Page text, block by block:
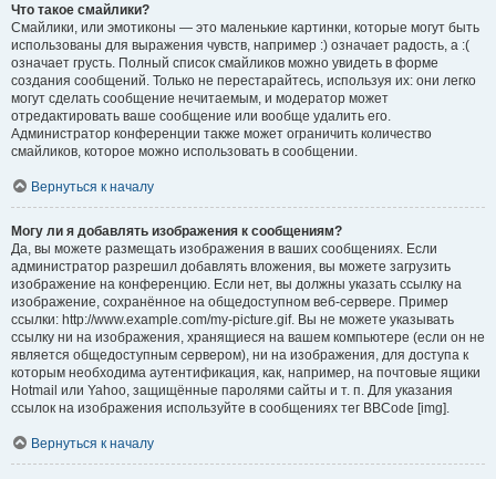
Что такое смайлики?
Смайлики, или эмотиконы — это маленькие картинки, которые могут быть
использованы для выражения чувств, например :) означает радость, а :(
означает грусть. Полный список смайликов можно увидеть в форме
создания сообщений. Только не перестарайтесь, используя их: они легко
могут сделать сообщение нечитаемым, и модератор может
отредактировать ваше сообщение или вообще удалить его.
Администратор конференции также может ограничить количество
смайликов, которое можно использовать в сообщении.
Вернуться к началу
Могу ли я добавлять изображения к сообщениям?
Да, вы можете размещать изображения в ваших сообщениях. Если
администратор разрешил добавлять вложения, вы можете загрузить
изображение на конференцию. Если нет, вы должны указать ссылку на
изображение, сохранённое на общедоступном веб-сервере. Пример
ссылки: http://www.example.com/my-picture.gif. Вы не можете указывать
ссылку ни на изображения, хранящиеся на вашем компьютере (если он не
является общедоступным сервером), ни на изображения, для доступа к
которым необходима аутентификация, как, например, на почтовые ящики
Hotmail или Yahoo, защищённые паролями сайты и т. п. Для указания
ссылок на изображения используйте в сообщениях тег BBCode [img].
Вернуться к началу